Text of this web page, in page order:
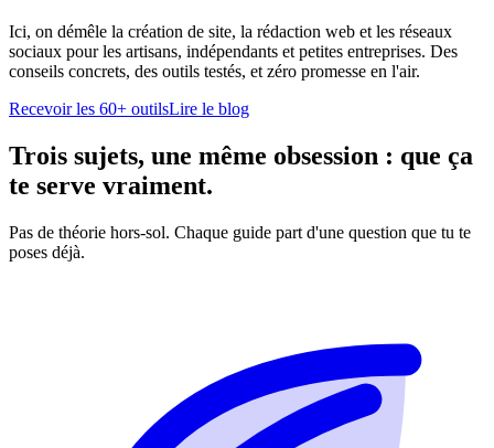
Ici, on démêle la création de site, la rédaction web et les réseaux
sociaux pour les artisans, indépendants et petites entreprises. Des
conseils concrets, des outils testés, et zéro promesse en l'air.
Recevoir les 60+ outilsLire le blog
Trois sujets, une même obsession : que ça
te serve vraiment.
Pas de théorie hors-sol. Chaque guide part d'une question que tu te
poses déjà.